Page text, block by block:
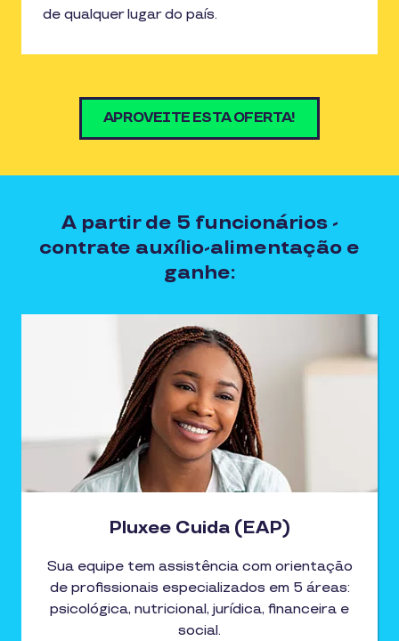
de qualquer lugar do país.
APROVEITE ESTA OFERTA!
A partir de 5 funcionários -
contrate auxílio-alimentação e
ganhe:
Pluxee Cuida (EAP)
Sua equipe tem assistência com orientação
de profissionais especializados em 5 áreas:
psicológica, nutricional, jurídica, financeira e
social.